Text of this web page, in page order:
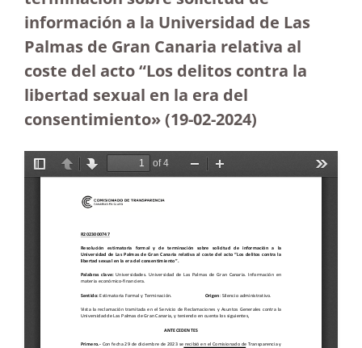
información a la Universidad de Las
Palmas de Gran Canaria relativa al
coste del acto “Los delitos contra la
libertad sexual en la era del
consentimiento»(19-02-2024)